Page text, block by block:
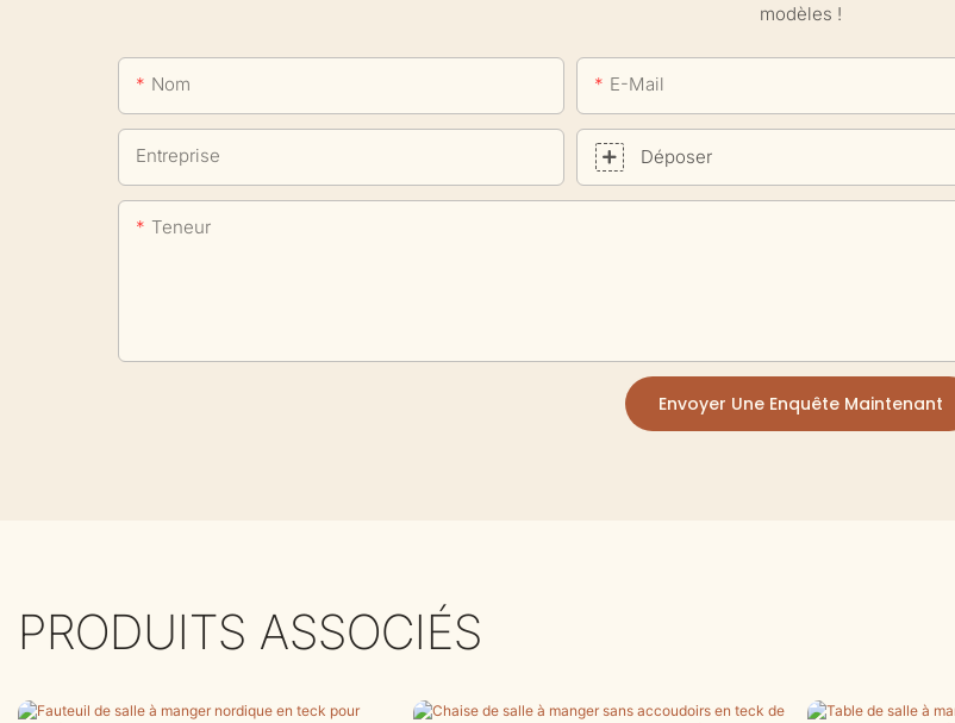
modèles !
Nom E-Mail
Entreprise Déposer
Teneur
Envoyer Une Enquête Maintenant
PRODUITS ASSOCIÉS